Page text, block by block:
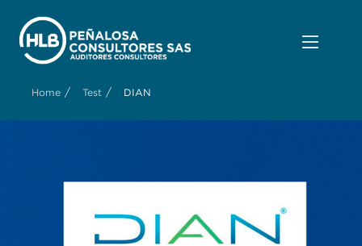
Home / Test / DIAN